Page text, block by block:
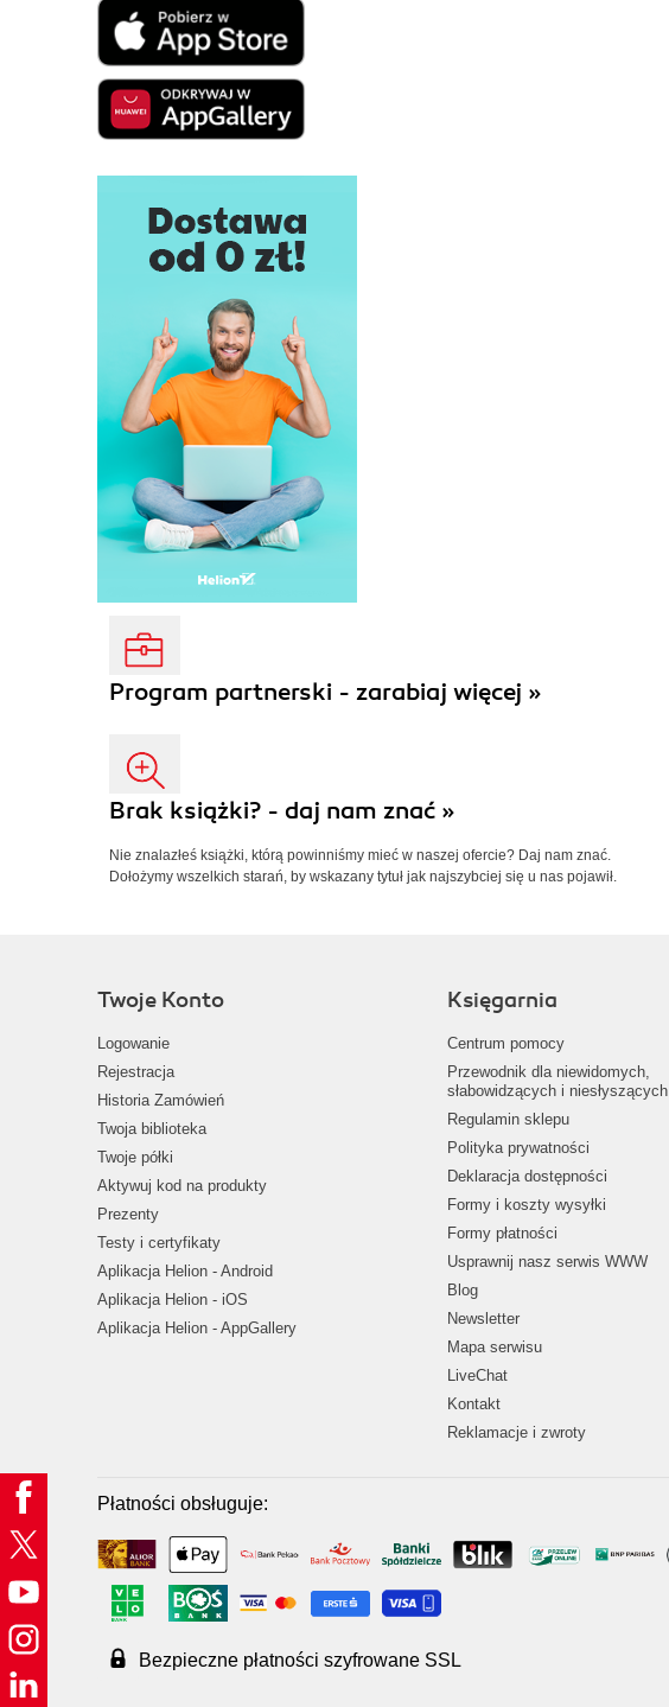
Program partnerski - zarabiaj więcej »
Brak książki? - daj nam znać »
Nie znalazłeś książki, którą powinniśmy mieć w naszej ofercie? Daj nam znać.
Dołożymy wszelkich starań, by wskazany tytuł jak najszybciej się u nas pojawił.
Twoje Konto
Logowanie
Rejestracja
Historia Zamówień
Twoja biblioteka
Twoje półki
Aktywuj kod na produkty
Prezenty
Testy i certyfikaty
Aplikacja Helion - Android
Aplikacja Helion - iOS
Aplikacja Helion - AppGallery
Księgarnia
Centrum pomocy
Przewodnik dla niewidomych,
słabowidzących i niesłyszących
Regulamin sklepu
Polityka prywatności
Deklaracja dostępności
Formy i koszty wysyłki
Formy płatności
Usprawnij nasz serwis WWW
Blog
Newsletter
Mapa serwisu
LiveChat
Kontakt
Reklamacje i zwroty
Płatności obsługuje:
Bezpieczne płatności szyfrowane SSL